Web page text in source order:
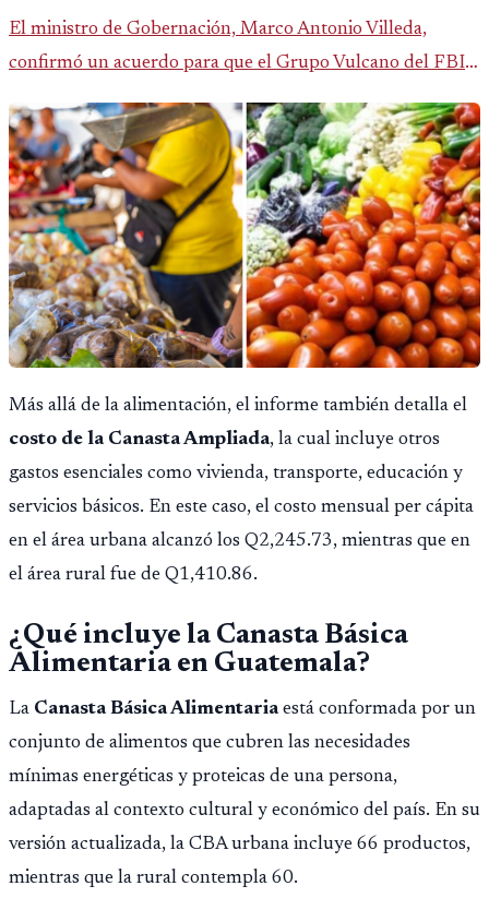
El ministro de Gobernación, Marco Antonio Villeda,
confirmó un acuerdo para que el Grupo Vulcano del FBI
fallido con la administración anterior del Ministerio
Público.
Más allá de la alimentación, el informe también detalla el
costo de la Canasta Ampliada, la cual incluye otros
gastos esenciales como vivienda, transporte, educación y
servicios básicos. En este caso, el costo mensual per cápita
en el área urbana alcanzó los Q2,245.73, mientras que en
el área rural fue de Q1,410.86.
¿Qué incluye la Canasta Básica
Alimentaria en Guatemala?
La Canasta Básica Alimentariaestá conformada por un
conjunto de alimentos que cubren las necesidades
mínimas energéticas y proteicas de una persona,
adaptadas al contexto cultural y económico del país. En su
versión actualizada, la CBA urbana incluye 66 productos,
mientras que la rural contempla 60.